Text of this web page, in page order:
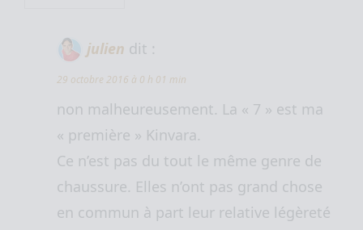
julien dit :
29 octobre 2016 à 0 h 01 min
non malheureusement. La « 7 » est ma
« première » Kinvara.
Ce n’est pas du tout le même genre de
chaussure. Elles n’ont pas grand chose
en commun à part leur relative légèreté